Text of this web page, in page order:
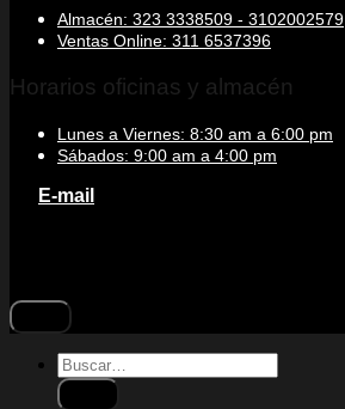
Almacén: 323 3338509 - 3102002579
Ventas Online: 311 6537396
Horarios oficinas y almacén
Lunes a Viernes: 8:30 am a 6:00 pm
Sábados: 9:00 am a 4:00 pm
E-mail
Buscar
por: